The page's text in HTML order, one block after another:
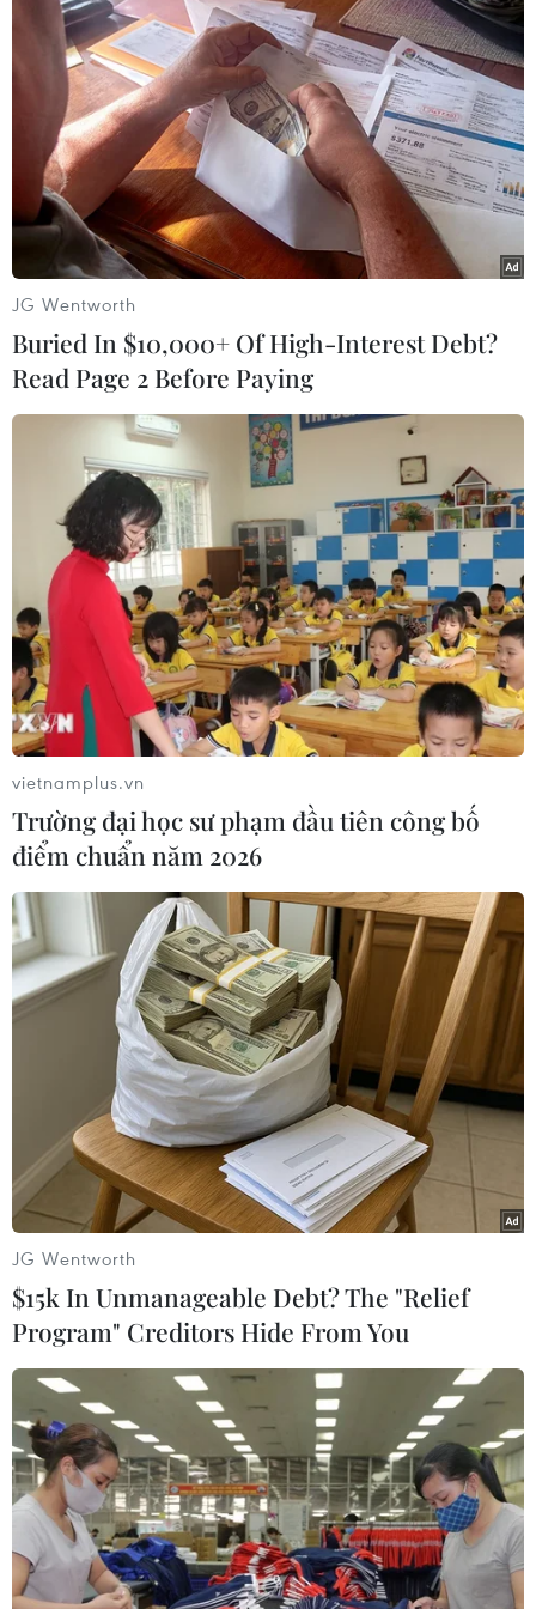
#giá vàng #sjc #doji
#tỷ giá trung tâm
#vàng thế giới
Theo dõi VietnamPlus
TIN LIÊN QUAN
Giá vàng SJC vượt xa mốc 72 triệu đồng, tỷ
giá USD tiếp tục đi lên
22/11/2023 08:57
Giá bán vàng SJC tại nhiều doanh nghiệp trong nước
đến cuối giờ chiều nay đã vượt qua mốc 72 triệu đồng
mỗi lượng, trong khi tỷ giá USD tại các ngân hàng
thương mại cũng cộng thêm từ 45-55 đồng/USD.
JG Wentworth
Buried In $10,000+ Of High-Interest Debt?
Read Page 2 Before Paying
vietnamplus.vn
Trường đại học sư phạm đầu tiên công bố
điểm chuẩn năm 2026
JG Wentworth
$15k In Unmanageable Debt? The "Relief
Program" Creditors Hide From You